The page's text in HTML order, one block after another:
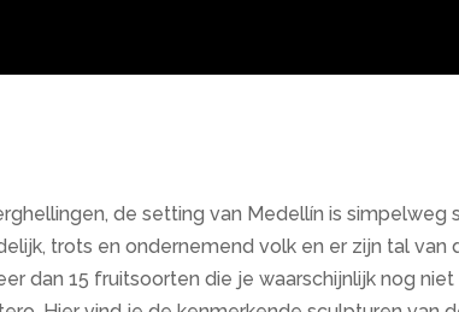
de setting van Medellín is simpelweg
trots en ondernemend volk en er zijn tal van
dan 15 fruitsoorten die je waarschijnlijk nog